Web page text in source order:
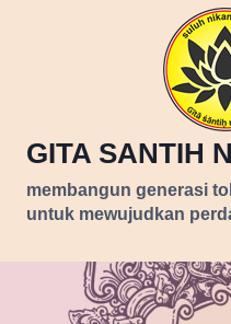
GITA SANTIH
membangun generasi
untuk mewujudkan